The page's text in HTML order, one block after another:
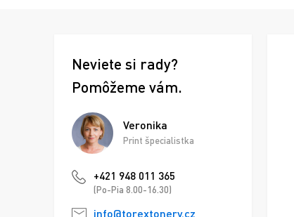
Neviete si rady?
Pomôžeme vám.
Veronika
Print špecialistka
+421 948 011 365
(Po-Pia 8.00-16.30)
info@torextonery.cz